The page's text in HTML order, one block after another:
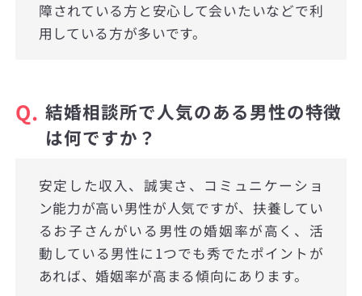
障されている方と安心して会いたいなどで利
用している方が多いです。
Q. 結婚相談所で人気のある男性の特徴
は何ですか？
安定した収入、誠実さ、コミュニケーショ
ン能力が高い男性が人気ですが、扶養してい
るお子さんがいる男性の婚姻率が高く、活
動している男性に1つでも秀でたポイントが
あれば、婚姻率が高まる傾向にあります。